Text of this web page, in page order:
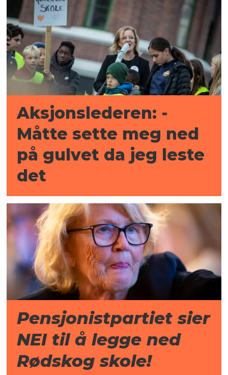
Aksjonslederen: -
Måtte sette meg ned
på gulvet da jeg leste
det
Pensjonistpartiet sier
NEI til å legge ned
Rødskog skole!